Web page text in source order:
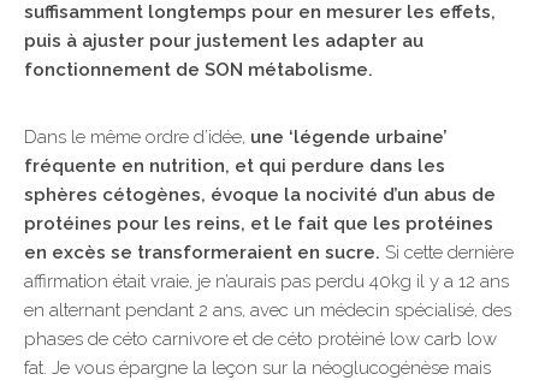
suffisamment longtemps pour en mesurer les effets,
puis à ajuster pour justement les adapter au
fonctionnement de SON métabolisme.
Dans le même ordre d’idée, une ‘légende urbaine’
fréquente en nutrition, et qui perdure dans les
sphères cétogènes, évoque la nocivité d’un abus de
protéines pour les reins, et le fait que les protéines
en excès se transformeraient en sucre. Si cette dernière
affirmation était vraie, je n’aurais pas perdu 40kg il y a 12 ans
en alternant pendant 2 ans, avec un médecin spécialisé, des
phases de céto carnivore et de céto protéiné low carb low
fat. Je vous épargne la leçon sur la néoglucogénèse mais